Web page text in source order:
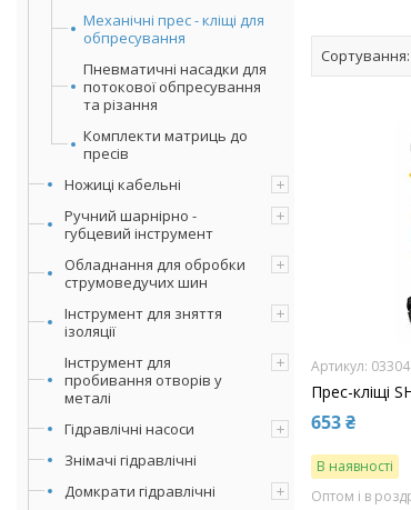
Механічні прес - кліщі для
обпресування
Пневматичні насадки для
потокової обпресування
та різання
Комплекти матриць до
пресів
Ножиці кабельні
Ручний шарнірно -
губцевий інструмент
Обладнання для обробки
струмоведучих шин
Інструмент для зняття
ізоляції
Інструмент для
пробивання отворів у
металі
Гідравлічні насоси
Знімачі гідравлічні
Домкрати гідравлічні
03304
Прес-кліщі
653 ₴
В наявності
Оптом і в